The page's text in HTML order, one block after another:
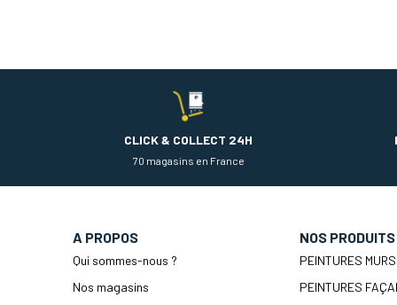
CLICK & COLLECT 24H
70 magasins en France
A PROPOS
Qui sommes-nous ?
Nos magasins
NOS PRODUITS
PEINTURES
PEINTURES